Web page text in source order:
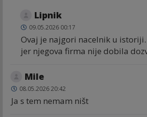
Lipnik
09.05.2026 00:17
Ovaj je najgori nacelnik u
jer njegova firma nije dobila
Mile
08.05.2026 20:42
Ja s tem nemam ništ